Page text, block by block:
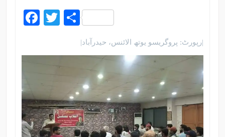
Facebook
Twitter
Share
|رپورٹ: پروگریسو یوتھ الائنس، حیدرآباد|